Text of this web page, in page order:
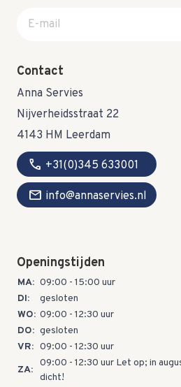
E-mail adres
Contact
Anna Servies
Nijverheidsstraat 22
4143 HM Leerdam
call +31(0)345 633001
mail info@annaservies.nl
Openingstijden
MA: 09:00 - 15:00 uur
DI:
gesloten
WO: 09:00 - 12:30 uur
DO: gesloten
VR: 09:00 - 12:30 uur
ZA:
09:00 - 12:30 uur Let op; in
dicht!